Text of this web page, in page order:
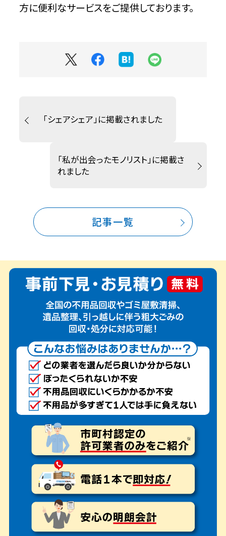
方に便利なサービスをご提供しております。
「シェアシェア」に掲載されました
「私が出会ったモノリスト」に掲載さ
れました
記事一覧